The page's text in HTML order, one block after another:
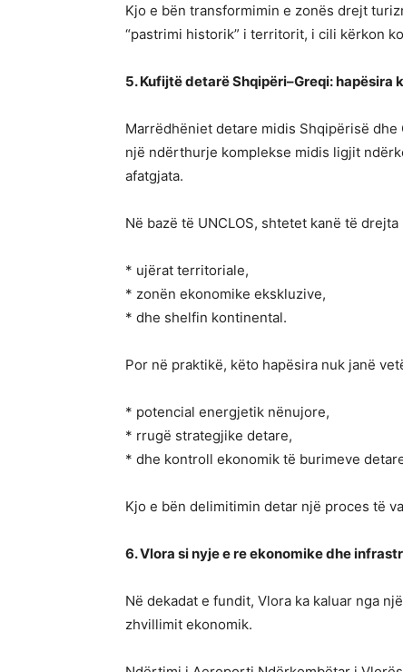
Kjo e bën transformimin e zonës drejt
“pastrimi historik” i territorit, i cili kërkon
5. Kufijtë detarë Shqipëri–Greqi:
Marrëdhëniet detare midis Shqipërisë
një ndërthurje komplekse midis ligjit
afatgjata.
Në bazë të UNCLOS, shtetet kanë të drejta
* ujërat territoriale,
* zonën ekonomike ekskluzive,
* dhe shelfin kontinental.
Por në praktikë, këto hapësira nuk janë
* potencial energjetik nënujore,
* rrugë strategjike detare,
* dhe kontroll ekonomik të burimeve
Kjo e bën delimitimin detar një proces të
6. Vlora si nyje e re ekonomike dhe
Në dekadat e fundit, Vlora ka kaluar nga
zhvillimit ekonomik.